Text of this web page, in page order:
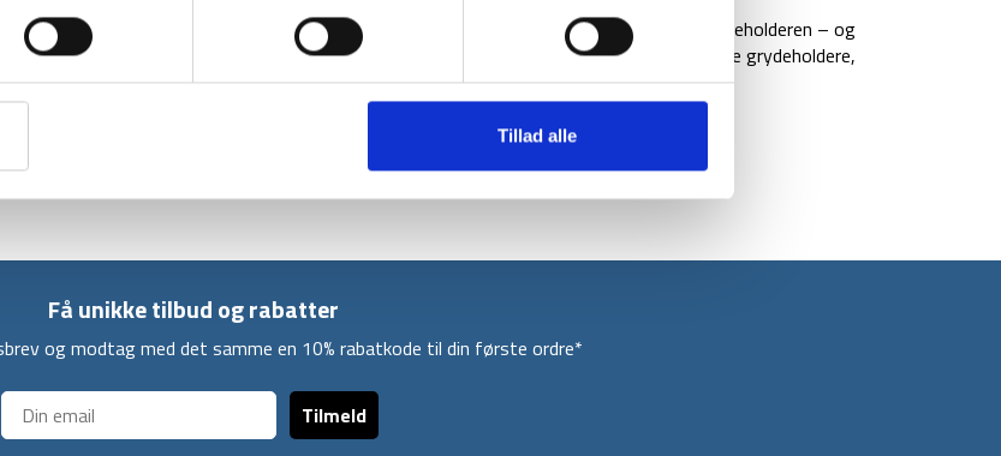
Tillad alle
Den kompakte gasbrænder er nem at bruge. Du skruer den bare direkte på gasbeholderen – og
så er du klar til at lave mad. Gasbrænderen kommer desuden med tre udfoldelige grydeholdere,
der sikrer, at din gryde står stabilt.
Få unikke tilbud og rabatter
og modtag med det samme en 10% rabatkode til din første ordre*
Tilmeld